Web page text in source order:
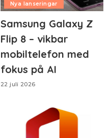
Nya lanseringar
Samsung Galaxy Z
Flip 8 – vikbar
mobiltelefon med
fokus på AI
22 juli 2026